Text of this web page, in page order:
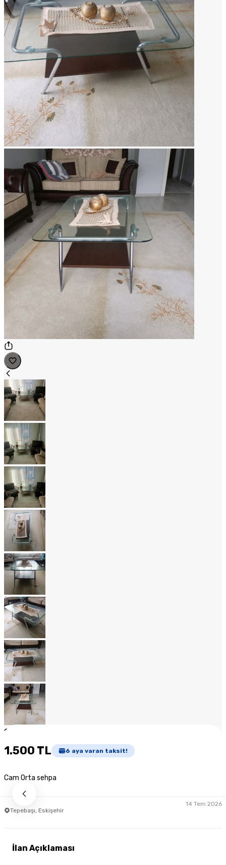
1
1.500 TL 6 aya varan taksit!
Cam Orta sehpa
Tepebaşı, Eskişehir
14 Tem 2026
İlan Açıklaması